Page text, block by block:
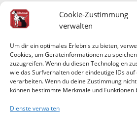
Cookie-Zustimmung
verwalten
Um dir ein optimales Erlebnis zu bieten,
Cookies, um Geräteinformationen zu
zuzugreifen. Wenn du diesen Technologien
wie das Surfverhalten oder eindeutige IDs auf
verarbeiten. Wenn du deine Zustimmung
können bestimmte Merkmale und
Dienste verwalten
Z